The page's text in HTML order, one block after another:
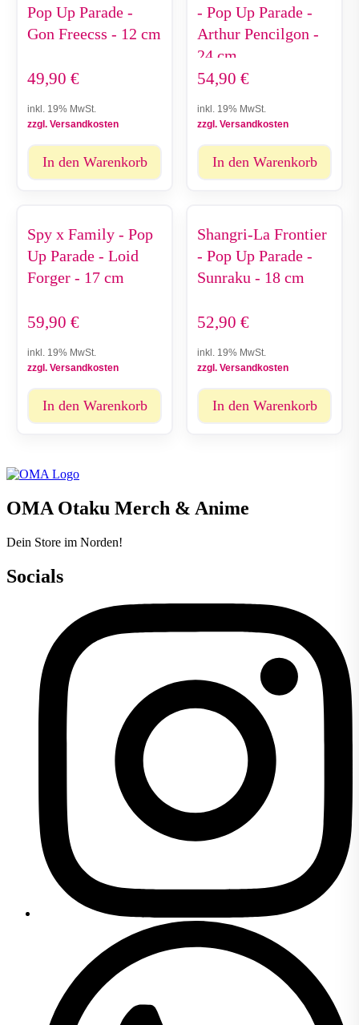
Pop Up Parade -
Gon Freecss - 12 cm
49,90 €
inkl. 19% MwSt.
zzgl. Versandkosten
In den Warenkorb
- Pop Up Parade -
Arthur Pencilgon -
24 cm
54,90 €
inkl. 19% MwSt.
zzgl. Versandkosten
In den Warenkorb
Spy x Family - Pop
Up Parade - Loid
Forger - 17 cm
59,90 €
inkl. 19% MwSt.
zzgl. Versandkosten
In den Warenkorb
Shangri-La Frontier
- Pop Up Parade -
Sunraku - 18 cm
52,90 €
inkl. 19% MwSt.
zzgl. Versandkosten
In den Warenkorb
OMA Otaku Merch & Anime
Dein Store im Norden!
Socials